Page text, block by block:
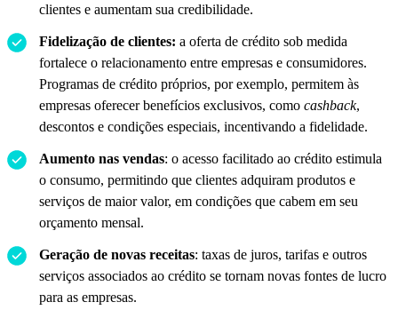
clientes e aumentam sua credibilidade.
Fidelização de clientes: a oferta de crédito sob medida
fortalece o relacionamento entre empresas e consumidores.
Programas de crédito próprios, por exemplo, permitem às
empresas oferecer benefícios exclusivos, como cashback,
descontos e condições especiais, incentivando a fidelidade.
Aumento nas vendas: o acesso facilitado ao crédito estimula
o consumo, permitindo que clientes adquiram produtos e
serviços de maior valor, em condições que cabem em seu
orçamento mensal.
Geração de novas receitas: taxas de juros, tarifas e outros
serviços associados ao crédito se tornam novas fontes de lucro
para as empresas.